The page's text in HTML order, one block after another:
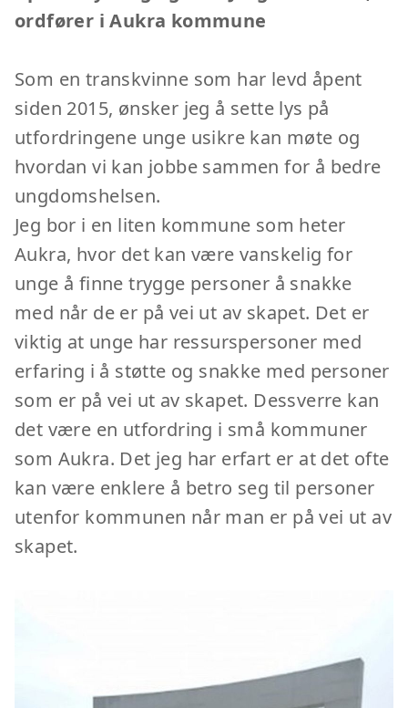
ordfører i Aukra kommune
Som en transkvinne som har levd åpent
siden 2015, ønsker jeg å sette lys på
utfordringene unge usikre kan møte og
hvordan vi kan jobbe sammen for å bedre
ungdomshelsen.
Jeg bor i en liten kommune som heter
Aukra, hvor det kan være vanskelig for
unge å finne trygge personer å snakke
med når de er på vei ut av skapet. Det er
viktig at unge har ressurspersoner med
erfaring i å støtte og snakke med personer
som er på vei ut av skapet. Dessverre kan
det være en utfordring i små kommuner
som Aukra. Det jeg har erfart er at det ofte
kan være enklere å betro seg til personer
utenfor kommunen når man er på vei ut av
skapet.